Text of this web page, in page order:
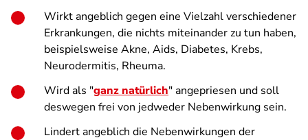
Wirkt angeblich gegen eine Vielzahl verschiedener
Erkrankungen, die nichts miteinander zu tun haben,
beispielsweise Akne, Aids, Diabetes, Krebs,
Neurodermitis, Rheuma.
Wird als "ganz natürlich" angepriesen und soll
deswegen frei von jedweder Nebenwirkung sein.
Lindert angeblich die Nebenwirkungen der